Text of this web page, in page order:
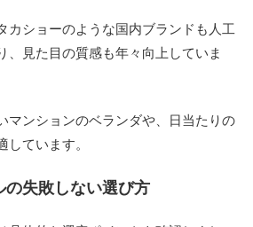
カショーのような国内ブランドも人工
、見た目の質感も年々向上していま
マンションのベランダや、日当たりの
しています。
の失敗しない選び方